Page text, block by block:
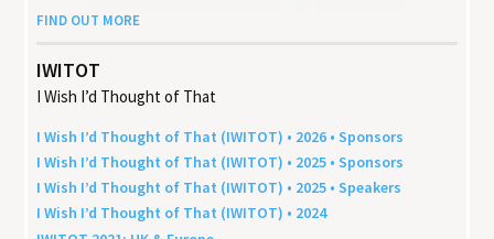
FIND OUT MORE
IWITOT
I Wish I’d Thought of That
I Wish I’d Thought of That (IWITOT) • 2026 • Sponsors
I Wish I’d Thought of That (IWITOT) • 2025 • Sponsors
I Wish I’d Thought of That (IWITOT) • 2025 • Speakers
I Wish I’d Thought of That (IWITOT) • 2024